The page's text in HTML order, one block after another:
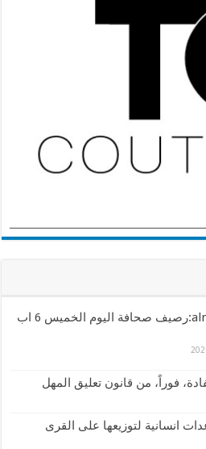
almontasher:رصيف صحافة اليوم الخميس 6 اب
فوراً، من قانون تعليق المهل
انسانية لتوزيعها على القرى